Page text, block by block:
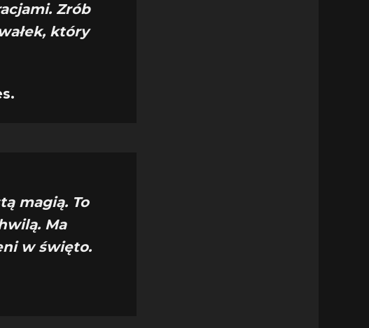
Zrób
który
magią. To
Ma
w święto.